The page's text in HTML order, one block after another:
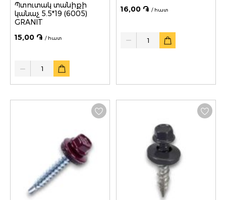
Պտուտակ տանիքի
կանաչ 5.5*19 (6005)
GRANIT
15,00 ֏ / հատ
16,00 ֏ / հատ
Quantity